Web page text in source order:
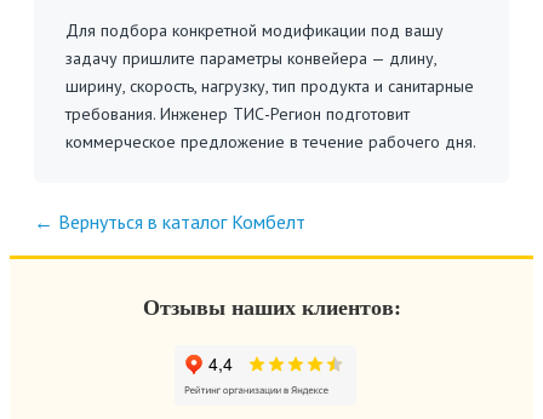
Для подбора конкретной модификации под вашу
задачу пришлите параметры конвейера — длину,
ширину, скорость, нагрузку, тип продукта и санитарные
требования. Инженер ТИС-Регион подготовит
коммерческое предложение в течение рабочего дня.
← Вернуться в каталог Комбелт
Отзывы наших клиентов: